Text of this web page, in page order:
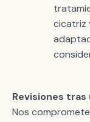
cicatriz
Revisiones
Nos